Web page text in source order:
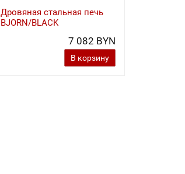
Дровяная стальная печь
BJORN/BLACK
7 082 BYN
В корзину